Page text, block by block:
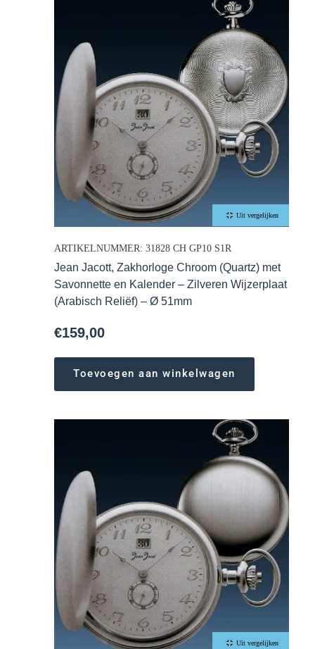
Uit vergelijken
ARTIKELNUMMER: 31828 CH GP10 S1R
Jean Jacott, Zakhorloge Chroom (Quartz) met
Savonnette en Kalender – Zilveren Wijzerplaat
(Arabisch Reliëf) – Ø 51mm
€159,00
Toevoegen aan winkelwagen
Uit vergelijken